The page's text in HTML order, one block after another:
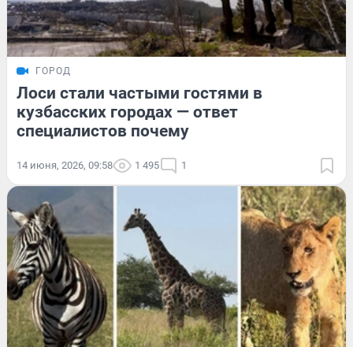
ГОРОД
Лоси стали частыми гостями в
кузбасских городах — ответ
специалистов почему
14 июня, 2026, 09:58 1 495 1